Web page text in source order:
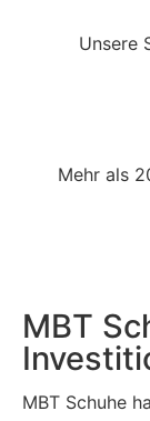
Unsere
Mehr als
MBT
MBT Schuhe